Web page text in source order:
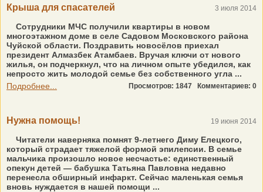
Крыша для спасателей 3 июля 2014
Сотрудники МЧС получили квартиры в новом
многоэтажном доме в селе Садовом Московского района
Чуйской области. Поздравить новосёлов приехал
президент Алмазбек Атамбаев. Вручая ключи от нового
жилья, он подчеркнул, что на личном опыте убедился, как
непросто жить молодой семье без собственного угла ...
Подробнее...
Просмотров: 1847 Комментариев: 0
Нужна помощь! 19 июня 2014
Читатели наверняка помнят 9-летнего Диму Елецкого,
который страдает тяжелой формой эпилепсии. В семье
мальчика произошло новое несчастье: единственный
опекун детей — бабушка Татьяна Павловна недавно
перенесла обширный инфаркт. Сейчас маленькая семья
вновь нуждается в нашей помощи ...